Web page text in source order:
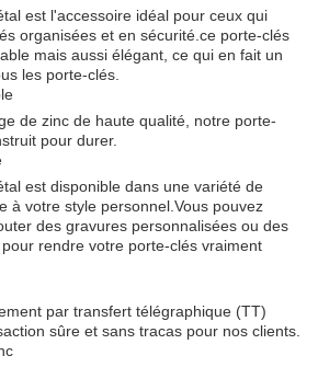
est l'accessoire idéal pour ceux qui
organisées et en sécurité.ce porte-clés
mais aussi élégant, ce qui en fait un
les porte-clés.
de zinc de haute qualité, notre porte-
pour durer.
est disponible dans une variété de
à votre style personnel.Vous pouvez
des gravures personnalisées ou des
rendre votre porte-clés vraiment
par transfert télégraphique (TT)
sûre et sans tracas pour nos clients.